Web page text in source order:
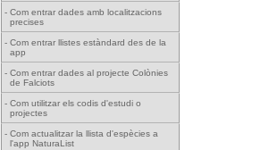
- Com entrar dades amb localitzacions
precises
- Com entrar llistes estàndard des de la
app
- Com entrar dades al projecte Colònies
de Falciots
- Com utilitzar els codis d'estudi o
projectes
- Com actualitzar la llista d'espècies a
l'app NaturaList